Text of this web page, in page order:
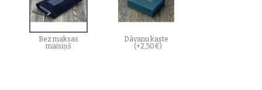
Bez maksas
maisiņš
Dāvanu kaste
(+2,50€)